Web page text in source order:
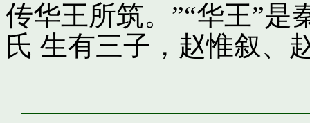
传华王所筑。”“华王”是
氏 生有三子，赵惟叙、